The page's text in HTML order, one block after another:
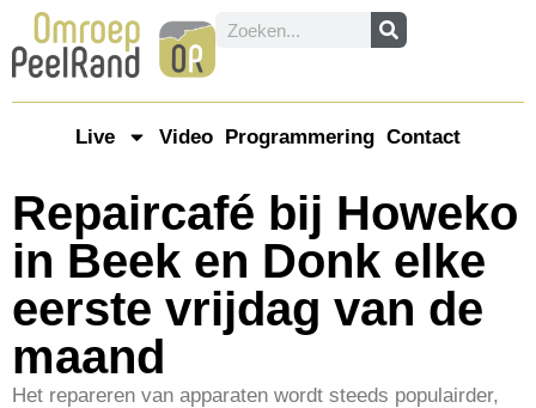
Live Video Programmering Contact
Repaircafé bij Howeko
in Beek en Donk elke
eerste vrijdag van de
maand
Het repareren van apparaten wordt steeds populairder,